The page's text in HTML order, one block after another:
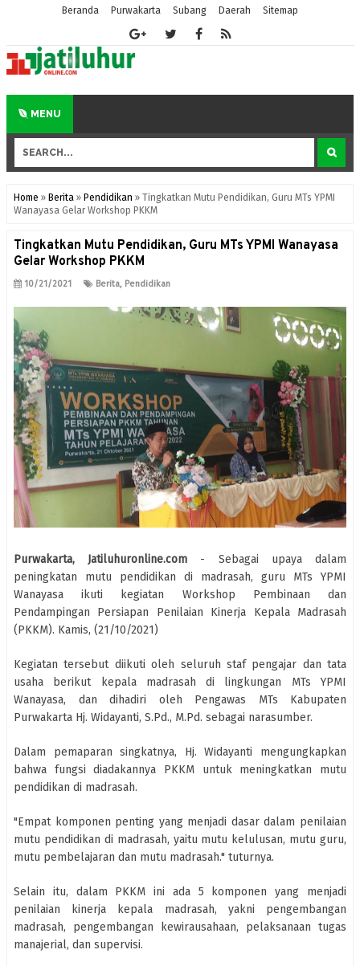
Beranda Purwakarta Subang Daerah Sitemap
MENU
Home » Berita » Pendidikan » Tingkatkan Mutu Pendidikan, Guru MTs YPMI
Wanayasa Gelar Workshop PKKM
Tingkatkan Mutu Pendidikan, Guru MTs YPMI Wanayasa
Gelar Workshop PKKM
10/21/2021 Berita, Pendidikan
Purwakarta, Jatiluhuronline.com - Sebagai upaya dalam
peningkatan mutu pendidikan di madrasah, guru MTs YPMI
Wanayasa ikuti kegiatan Workshop Pembinaan dan
Pendampingan Persiapan Penilaian Kinerja Kepala Madrasah
(PKKM). Kamis, (21/10/2021)
Kegiatan tersebut diikuti oleh seluruh staf pengajar dan tata
usaha berikut kepala madrasah di lingkungan MTs YPMI
Wanayasa, dan dihadiri oleh Pengawas MTs Kabupaten
Purwakarta Hj. Widayanti, S.Pd., M.Pd. sebagai narasumber.
Dalam pemaparan singkatnya, Hj. Widayanti mengungkapkan
bahwa fungsi diadakannya PKKM untuk meningkatkan mutu
pendidikan di madrasah.
"Empat komponen penting yang menjadi dasar dalam penilaian
mutu pendidikan di madrasah, yaitu mutu kelulusan, mutu guru,
mutu pembelajaran dan mutu madrasah." tuturnya.
Selain itu, dalam PKKM ini ada 5 komponen yang menjadi
penilaian kinerja kepala madrasah, yakni pengembangan
madrasah, pengembangan kewirausahaan, pelaksanaan tugas
manajerial, dan supervisi.